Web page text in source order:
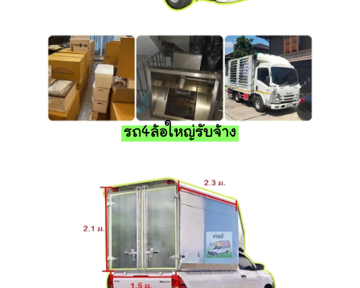
รถ4ล้อใหญ่รับจ้าง